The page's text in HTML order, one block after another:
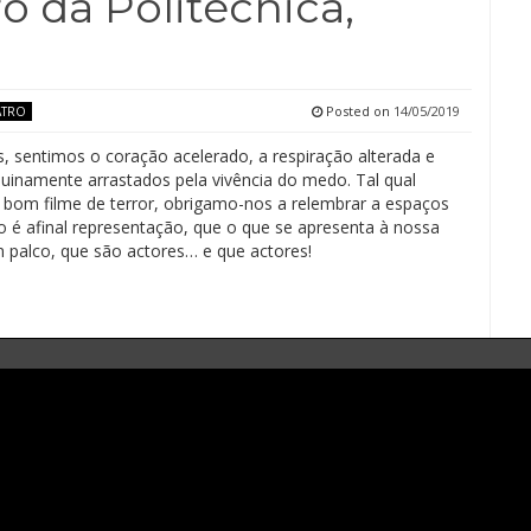
Posted on 14/05/2019
sentimos o coração acelerado, a respiração alterada e
arrastados pela vivência do medo. Tal qual
filme de terror, obrigamo-nos a relembrar a espaços
é afinal representação, que o que se apresenta à nossa
palco, que são actores… e que actores!